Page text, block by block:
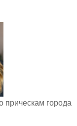
прическам города